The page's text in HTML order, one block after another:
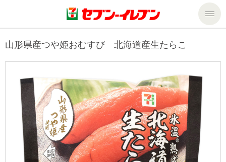
商品のご案内
今週の新商品
来週の新商品
商品カテゴリ一覧
サービス
サービストップ
nanacoトップ
企業情報
企業情報トップ
私たちの取組み
山形県産つや姫おむすび 北海道産生たらこ